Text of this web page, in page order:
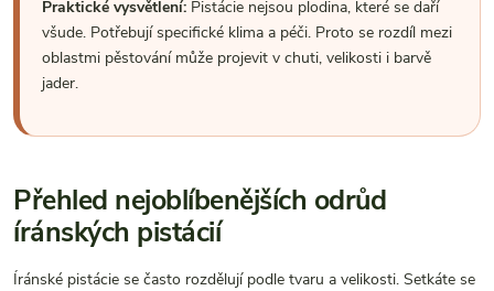
Praktické vysvětlení: Pistácie nejsou plodina, které se daří
všude. Potřebují specifické klima a péči. Proto se rozdíl mezi
oblastmi pěstování může projevit v chuti, velikosti i barvě
jader.
Přehled nejoblíbenějších odrůd
íránských pistácií
Íránské pistácie se často rozdělují podle tvaru a velikosti. Setkáte se